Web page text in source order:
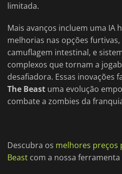
limitada.
Mais avanços incluem uma IA
melhorias nas opções
camuflagem intestinal, e
complexos que tornam a
desafiadora. Essas inovações
The Beast uma evolução
combate a zombies da
Descubra os melhores preços
Beast com a nossa